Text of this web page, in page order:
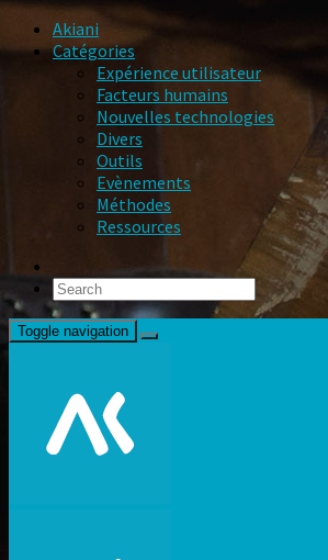
Akiani
Catégories
Expérience utilisateur
Facteurs humains
Nouvelles technologies
Divers
Outils
Evènements
Méthodes
Ressources
Toggle navigation